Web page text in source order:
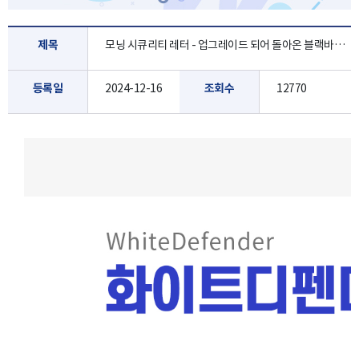
제목 모닝 시큐리티 레터 - 업그레이드 되어 돌아온 블랙바스타 랜섬웨어, 그런데 랜섬웨어는 없다? [12월 3주]
등록일 2024-12-16 조회수 12770